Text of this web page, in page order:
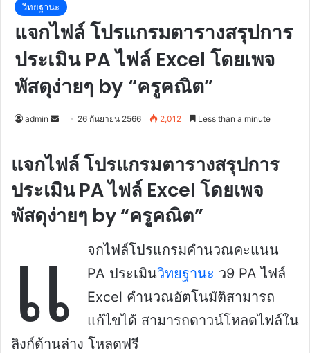
วิทยฐานะ
แจกไฟล์ โปรแกรมตารางสรุปการ
ประเมิน PA ไฟล์ Excel โดยเพจ
พัสดุง่ายๆ by “ครูคณิต”
admin
Send
email
26 กันยายน 2566 2,012 Less than a minute
แจกไฟล์ โปรแกรมตารางสรุปการ
ประเมิน PA ไฟล์ Excel โดยเพจ
พัสดุง่ายๆ by “ครูคณิต”
แ
จกไฟล์โปรแกรมคำนวณคะแนน
PA ประเมินวิทยฐานะ ว9 PA ไฟล์
Excel คำนวณอัตโนมัติสามารถ
แก้ไขได้ สามารถดาวน์โหลดไฟล์ใน
ลิงก์ด้านล่าง โหลดฟรี